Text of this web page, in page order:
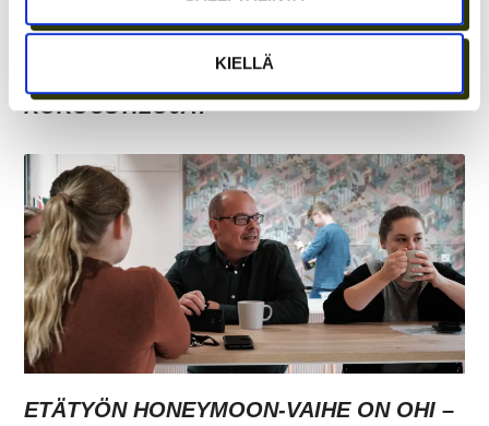
KIELLÄ
TARJOAVATKO COWORKING-TILAT
KOKOUSTILOJA?
ETÄTYÖN HONEYMOON-VAIHE ON OHI –